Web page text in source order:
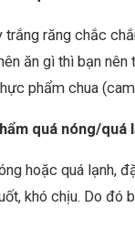
trắng răng chắc
ăn gì thì bạn
phẩm chua
quá nóng/quá
hoặc quá lạnh,
khó chịu. Do đó